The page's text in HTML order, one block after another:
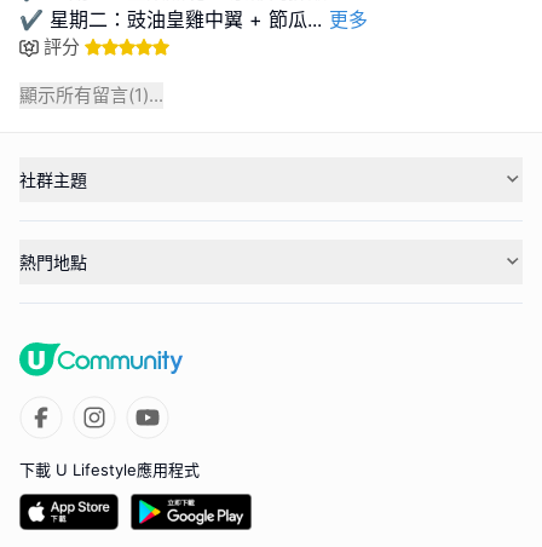
✔️ 星期二：豉油皇雞中翼 + 節瓜... 更多
評分
顯示所有留言(1)...
社群主題
熱門地點
下載 U Lifestyle應用程式